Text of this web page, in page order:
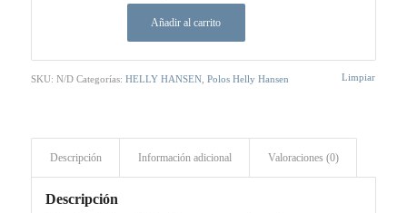
Limpiar
Añadir al carrito
SKU: N/D Categorías: HELLY HANSEN, Polos Helly Hansen
Descripción Información adicional Valoraciones (0)
Descripción